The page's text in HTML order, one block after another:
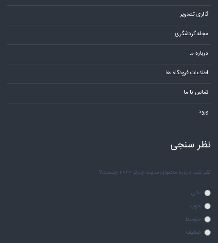
گالری تصاویر
مجله گردشگری
درباره ما
اطلاعات فرودگاه ها
تماس با ما
ورود
نظر سنجی
نظر شما درباره محتوای سایت چارتر 2020 چیست؟
عالی
خوب
متوسط
ضعیف